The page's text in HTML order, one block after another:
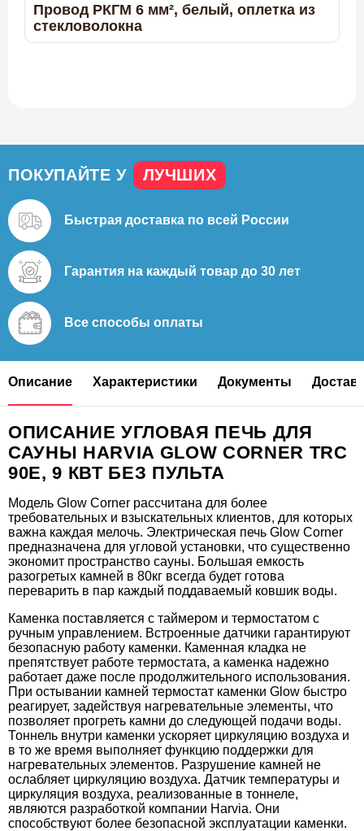
Провод РКГМ 6 мм², белый, оплетка из
стекловолокна
18.360
Защитное ограждение HTRC3 для печи
Harvia Glow Corner
60.415 57.450
Защитное ограждение с подсветкой HTRC3L
для печи Harvia Glow Corner
44%
7.900 4.400
ТЭН Harvia ZSE-259 3000 Вт/230 В
ПОКУПАЙТЕ У ЛУЧШИХ
Быстрая доставка по всей России
Гарантия на каждый товар до 30 лет
Все способы оплаты
Описание Характеристики Документы
ОПИСАНИЕ УГЛОВАЯ ПЕЧЬ ДЛЯ
САУНЫ HARVIA GLOW CORNER TRC
90E, 9 КВТ БЕЗ ПУЛЬТА
Модель Glow Corner рассчитана для более
требовательных и взыскательных клиентов, для которых
важна каждая мелочь. Электрическая печь Glow Corner
предназначена для угловой установки, что существенно
экономит пространство сауны. Большая емкость
разогретых камней в 80кг всегда будет готова
переварить в пар каждый поддаваемый ковшик воды.
Каменка поставляется с таймером и термостатом с
ручным управлением. Встроенные датчики гарантируют
безопасную работу каменки. Каменная кладка не
препятствует работе термостата, а каменка надежно
работает даже после продолжительного использования.
При остывании камней термостат каменки Glow быстро
реагирует, задействуя нагревательные элементы, что
позволяет прогреть камни до следующей подачи воды.
Тоннель внутри каменки ускоряет циркуляцию воздуха и
в то же время выполняет функцию поддержки для
нагревательных элементов. Разрушение камней не
ослабляет циркуляцию воздуха. Датчик температуры и
циркуляция воздуха, реализованные в тоннеле,
являются разработкой компании Harvia. Они
способствуют более безопасной эксплуатации каменки.